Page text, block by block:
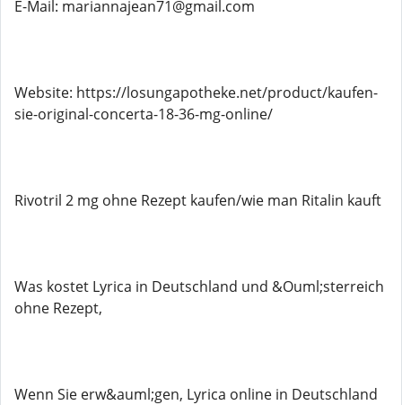
E-Mail: mariannajean71@gmail.com
Website: https://losungapotheke.net/product/kaufen-
sie-original-concerta-18-36-mg-online/
Rivotril 2 mg ohne Rezept kaufen/wie man Ritalin kauft
Was kostet Lyrica in Deutschland und &Ouml;sterreich
ohne Rezept,
Wenn Sie erw&auml;gen, Lyrica online in Deutschland